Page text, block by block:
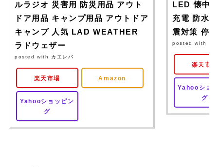
ルラジオ 災害用 防災用品 アウト
ドア用品 キャンプ用品 アウトドア
キャンプ 人気 LAD WEATHER
ラドウェザー
posted with カエレバ
楽天市場 Amazon
Yahooショッピン
グ
LED 懐中
充電 防水
震対策 停
posted with
楽天市場
Yahooショ
グ